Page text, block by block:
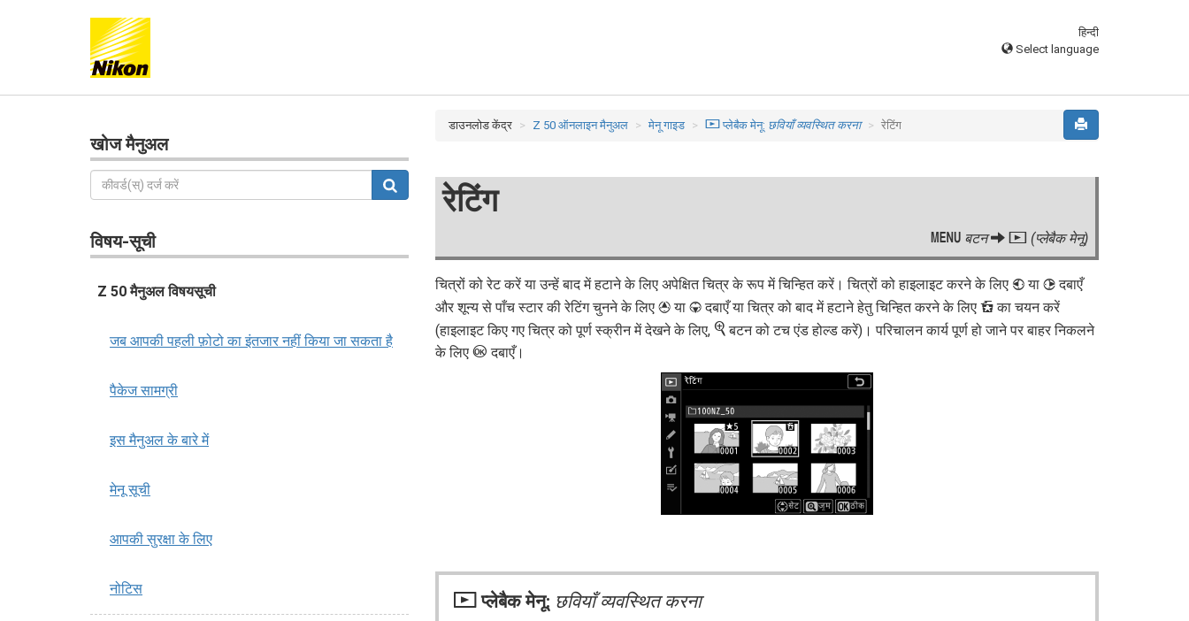
हिन्दी
Select language
खोज मैनुअल
विषय-सूची
Z 50 मैनुअल विषयसूची
जब आपकी पहली फ़ोटो का इंतजार नहीं किया जा सकता है
पैकेज सामग्री
इस मैनुअल के बारे में
मेनू सूची
आपकी सुरक्षा के लिए
नोटिस
डाउनलोड केंद्र Z 50 ऑनलाइन मैनुअल मेनू गाइड D प्लेबैक मेनू: छवियाँ व्यवस्थित करना रेटिंग
रेटिंग
G बटन D (प्लेबैक मेनू)
चित्रों को रेट करें या उन्हें बाद में हटाने के लिए अपेक्षित चित्र के रूप में चिन्हित करें। चित्रों को हाइलाइट करने के लिए 4या 2दबाएँ
और शून्य से पाँच स्टार की रेटिंग चुनने के लिए 1या 3दबाएँ या चित्र को बाद में हटाने हेतु चिन्हित करने के लिए dका चयन करें
(हाइलाइट किए गए चित्र को पूर्ण स्क्रीन में देखने के लिए, X बटन को टच एंड होल्ड करें)। परिचालन कार्य पूर्ण हो जाने पर बाहर निकलने
के लिए J दबाएँ।
Dप्लेबैक मेनू: छवियाँ व्यवस्थित करना